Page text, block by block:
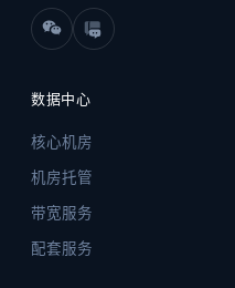
数据中心
核心机房
机房托管
带宽服务
配套服务